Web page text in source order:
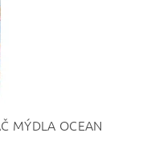
MÝDLA OCEAN